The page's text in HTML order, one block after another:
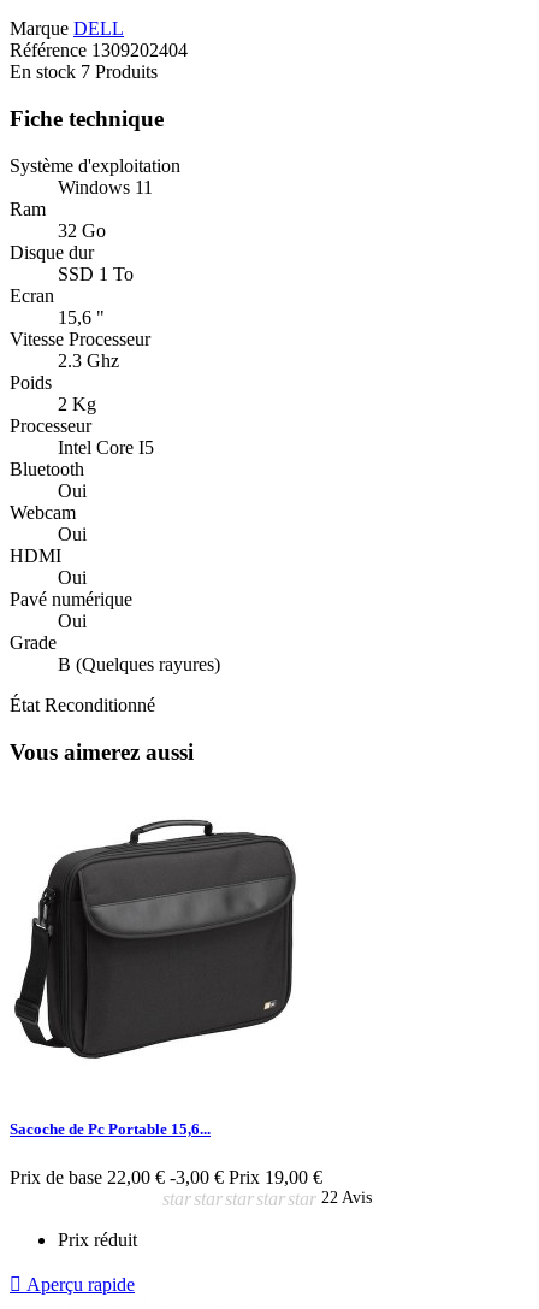
Marque DELL
Référence 1309202404
En stock 7 Produits
Fiche technique
Système d'exploitation
Windows 11
Ram
32 Go
Disque dur
SSD 1 To
Ecran
15,6 "
Vitesse Processeur
2.3 Ghz
Poids
2 Kg
Processeur
Intel Core I5
Bluetooth
Oui
Webcam
Oui
HDMI
Oui
Pavé numérique
Oui
Grade
B (Quelques rayures)
État Reconditionné
Vous aimerez aussi
Sacoche de Pc Portable 15,6...
Prix de base 22,00 € -3,00 € Prix 19,00 €
starstarstarstarstar 22 Avis
Prix réduit
 Aperçu rapide